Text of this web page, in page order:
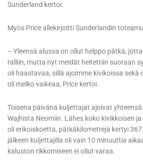
Sunderland kertoi.
Myös Price allekirjoitti Sunderlandin
– Yleensä alussa on ollut helppo pätkä,
ralliin, mutta nyt meidät heitettiin suoraan
oli haastavaa, sillä ajoimme kivikoissa sekä
oli melko vaikeaa, Price kertoi.
Toisena päivänä kuljettajat ajoivat yhteensä
Wajhista Neomiin. Lähes koko kivikkoisen
oli erikoiskoetta, pätkäkilometrejä kertyi
jälkeen kuljettajilla oli vain 10 minuuttia
kaluston rikkomiseen ei ollut varaa.